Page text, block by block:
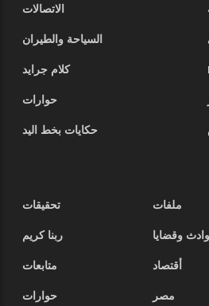
الاتصالات
السياحة والطيران
كلام جرايد
حوارات
حكايات بخط اليد
ملفات
تحقيقات
وقضايا
ربنا كريم
أقتصاد
متابعات
مصر
حوارات